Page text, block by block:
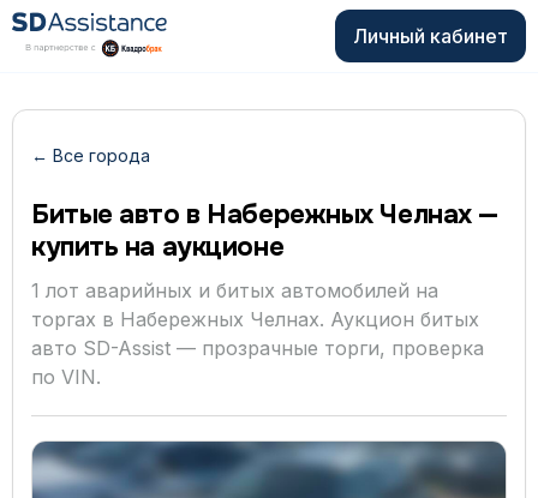
Личный кабинет
← Все города
Битые авто в Набережных Челнах —
купить на аукционе
1 лот аварийных и битых автомобилей на
торгах в Набережных Челнах. Аукцион битых
авто SD-Assist — прозрачные торги, проверка
по VIN.